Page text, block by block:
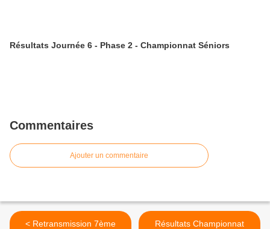
Résultats Journée 6 - Phase 2 - Championnat Séniors
Commentaires
Ajouter un commentaire
< Retransmission 7ème
Résultats Championnat